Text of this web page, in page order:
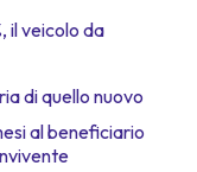
il veicolo da
di quello nuovo
al beneficiario